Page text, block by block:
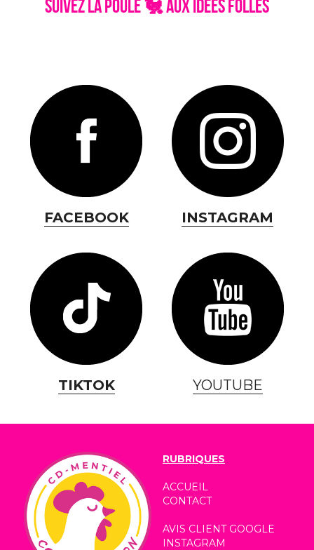
SUIVEZ la poule 🐔 aux idées folles
FACEBOOK INSTAGRAM
TIKTOK YOUTUBE
RUBRIQUES
ACCUEIL
CONTACT
AVIS CLIENT GOOGLE
INSTAGRAM